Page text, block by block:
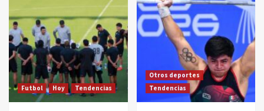
Futbol Hoy Tendencias
Otros deportes
Tendencias